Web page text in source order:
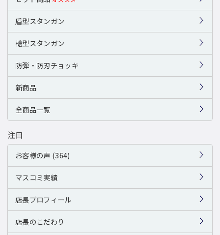
盾型スタンガン
槍型スタンガン
防弾・防刃チョッキ
新商品
全商品一覧
注目
お客様の声 (364)
マスコミ実績
店長プロフィール
店長のこだわり